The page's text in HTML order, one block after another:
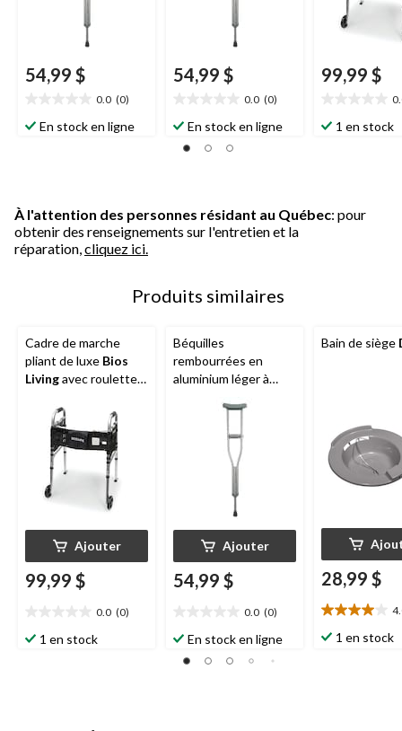
54,99 $
0.0 (0)
étoile(s)
En stock en ligne
54,99 $
0.0 (0)
étoile(s)
sur
En stock en ligne
99,99 $
étoile(s)
1 en stock
À l'attention des personnes résidant au Québec: pour
obtenir des renseignements sur l'entretien et la
réparation, cliquez ici.
Produits similaires
Cadre de marche
pliant de luxe Bios
Livingavec roulettes,
Ajouter
99,99 $
0.0 (0)
étoile(s)
1 en stock
Béquilles
rembourrées en
aluminium léger à
Living, jeunes, 2
Ajouter
54,99 $
0.0 (0)
étoile(s)
sur
En stock en ligne
Bain de siège
28,99 $
4.0
étoile(s)
1 en stock